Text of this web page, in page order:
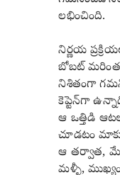
లభించింది.
నిర్ణయ
బోబట్ మరింత
నిశితంగా
కెప్టెన్‌గా
ఆ ఒత్తిడి
చూడటం
ఆ తర్వాత,
మళ్ళీ,